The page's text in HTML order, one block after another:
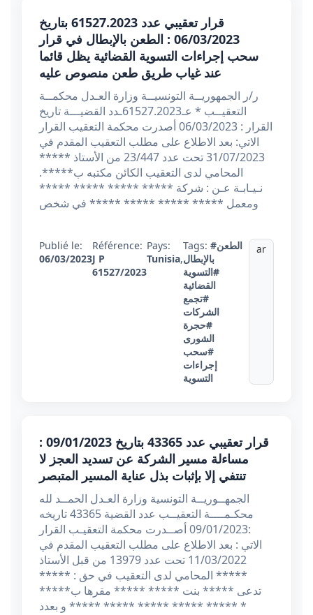
قرار تعقيبي عدد 61527.2023 بتاريخ
06/03/2023 : الطعن بالإبطال في قرار
سحب إجراءات التسوية القضائية يظل قائما
عند غياب طريق طعن منصوص عليه
ر/ر الجمهوريــة التونسيــة وزارة العـدل محكمــة
التعقيــب * عـ61527.2023ـدد القضيـــة تاريخ
القرار : 06/03/2023 أصدرت محكمة التعقيب القرار
الاتي: بعد الاطلاع على مطلب التعقيب المقدم في
31/07/2023 تحت عدد 23/447 من الأستاذ *****
المحامي لدى التعقيب الكائن مكتبه ب*****.
نـيـابـة عـن : شركة ***** ***** ***** *****
ومعمل ***** ***** ***** ***** في شخص
Publié le:
06/03/2023
Référence:
J P
61527/2023
Pays:
Tunisia,
Tags: #الطعن
بالإبطال
#التسوية
القضائية
#تجمع
الشركات
#حجرة
الشورى
#سحب
إجراءات
التسوية
ar
قرار تعقيبي عدد 43365 بتاريخ 09/01/2023 :
مساءلة مسير الشركة عن تسديد العجز لا
تنتفي إلا بإثبات بذل عناية المسير المتبصر
الجمهــوريــة التونسية وزارة العـدل الحمــد لله
محكـمــــة التعقيــب عدد القضية 43365 تاريخه
:09/01/2023 أصــدرت محكمة التعقيـب القرار
الاتي : بعد الاطلاع على مطلب التعقيب المقدم في
11/03/2022 تحت عدد 13979 من قبل الأستاذ
***** المحامي لدى التعقيب في حق : *****
تدعى ***** بنت ***** ***** مقرها ب*****
***** ***** ***** ***** و بعدد ***** *